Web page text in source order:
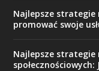
Najlepsze strategie
promować swoje
Najlepsze strategie